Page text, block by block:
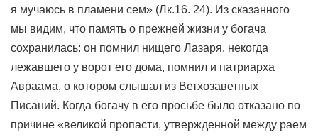
я мучаюсь в пламени сем» (Лк.16. 24). Из сказанного
мы видим, что память о прежней жизни у богача
сохранилась: он помнил нищего Лазаря, некогда
лежавшего у ворот его дома, помнил и патриарха
Авраама, о котором слышал из Ветхозаветных
Писаний. Когда богачу в его просьбе было отказано по
причине «великой пропасти, утвержденной между раем